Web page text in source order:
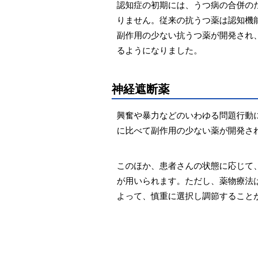
認知症の初期には、うつ病の合併
りません。従来の抗うつ薬は認知機
副作用の少ない抗うつ薬が開発され
るようになりました。
神経遮断薬
興奮や暴力などのいわゆる問題行
に比べて副作用の少ない薬が開発さ
このほか、患者さんの状態に応じ
が用いられます。ただし、薬物療
よって、慎重に選択し調節すること